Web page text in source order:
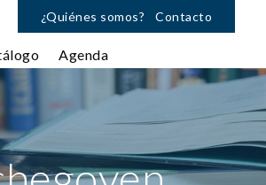
¿Quiénes somos? Contacto
Agenda